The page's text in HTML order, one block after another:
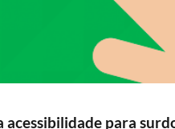
acessibilidade para